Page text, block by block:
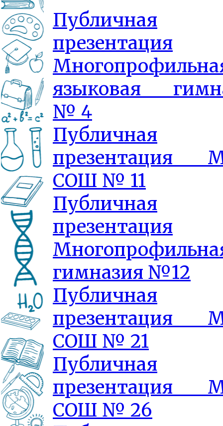
Публичная
презентация
языковая
№ 4
Публичная
презентация
СОШ № 11
Публичная
презентация
гимназия №12
Публичная
презентация
СОШ № 21
Публичная
презентация
СОШ № 26